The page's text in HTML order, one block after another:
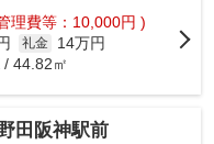
理費等：10,000円 )
礼金
14万円
44.82㎡
田阪神駅前